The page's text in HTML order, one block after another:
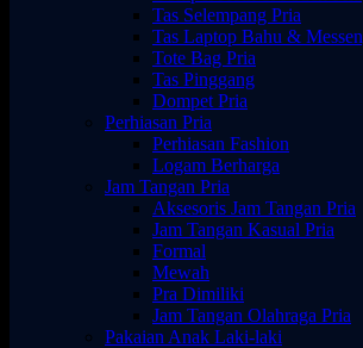
Tas Selempang Pria
Tas Laptop Bahu &
Tote Bag Pria
Tas Pinggang
Dompet Pria
Perhiasan Pria
Perhiasan Fashion
Logam Berharga
Jam Tangan Pria
Aksesoris Jam Tangan Pria
Jam Tangan Kasual Pria
Formal
Mewah
Pra Dimiliki
Jam Tangan Olahraga Pria
Pakaian Anak Laki-laki